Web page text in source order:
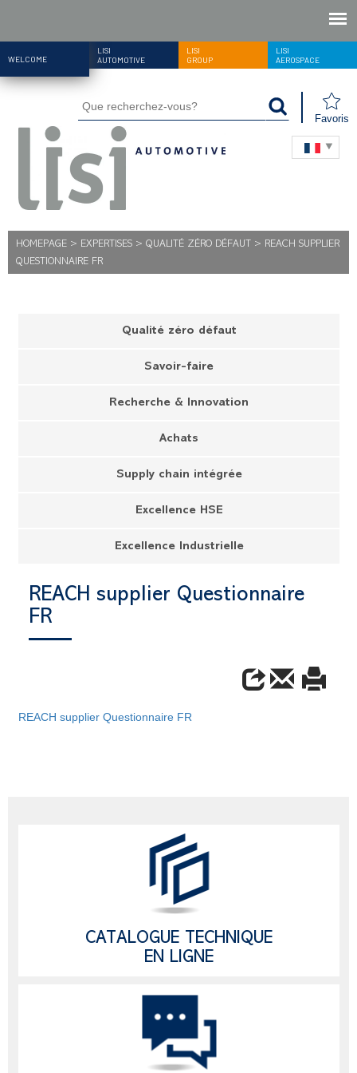
WELCOME
LISI
AUTOMOTIVE
LISI
GROUP
LISI
AEROSPACE
Favoris
HOMEPAGE > EXPERTISES > QUALITÉ ZÉRO DÉFAUT > REACH SUPPLIER
QUESTIONNAIRE FR
Qualité zéro défaut
Savoir-faire
Recherche & Innovation
Achats
Supply chain intégrée
Excellence HSE
Excellence Industrielle
REACH supplier Questionnaire
FR
REACH supplier Questionnaire FR
CATALOGUE TECHNIQUE
EN LIGNE